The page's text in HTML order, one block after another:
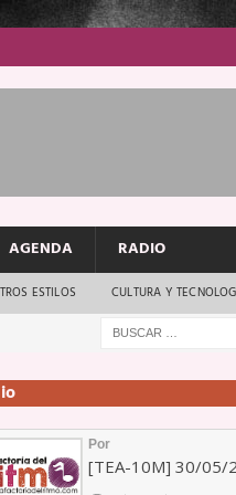
AGENDA RADIO
ESTILOS CULTURA Y